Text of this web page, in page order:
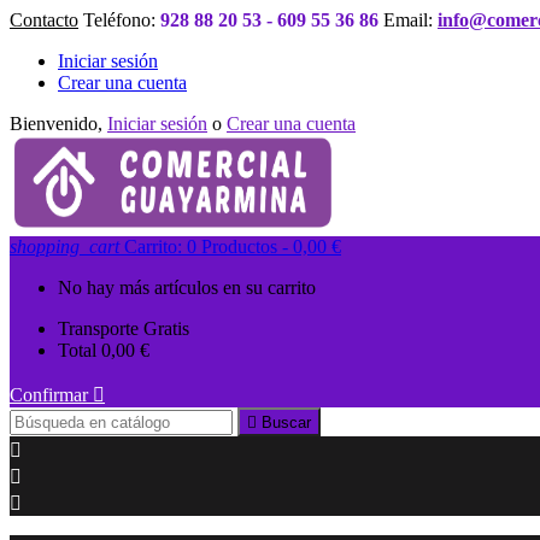
Contacto Teléfono: 928 88 20 53 - 609 55 36 86 Email:
Iniciar sesión
Crear una cuenta
Bienvenido, Iniciar sesión o Crear una cuenta
shopping_cart Carrito: 0 Productos - 0,00 €
No hay más artículos en su carrito
Transporte Gratis
Total 0,00 €
Confirmar 
 Buscar


